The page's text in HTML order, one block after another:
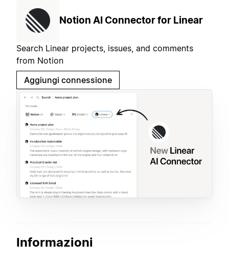
Notion AI Connector for Linear
Search Linear projects, issues, and comments
from Notion
Aggiungi connessione
Informazioni